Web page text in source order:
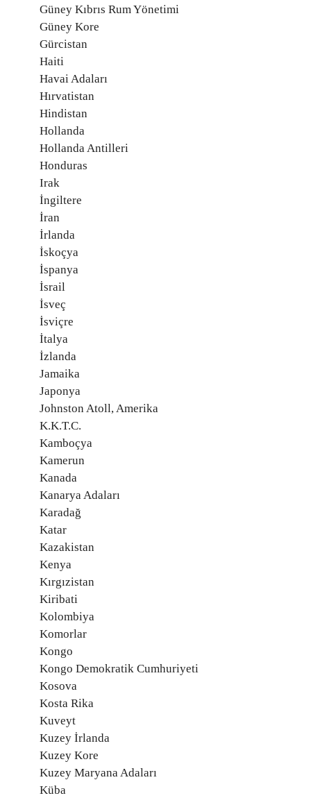
Güney Kıbrıs Rum Yönetimi
Güney Kore
Gürcistan
Haiti
Havai Adaları
Hırvatistan
Hindistan
Hollanda
Hollanda Antilleri
Honduras
Irak
İngiltere
İran
İrlanda
İskoçya
İspanya
İsrail
İsveç
İsviçre
İtalya
İzlanda
Jamaika
Japonya
Johnston Atoll, Amerika
K.K.T.C.
Kamboçya
Kamerun
Kanada
Kanarya Adaları
Karadağ
Katar
Kazakistan
Kenya
Kırgızistan
Kiribati
Kolombiya
Komorlar
Kongo
Kongo Demokratik Cumhuriyeti
Kosova
Kosta Rika
Kuveyt
Kuzey İrlanda
Kuzey Kore
Kuzey Maryana Adaları
Küba